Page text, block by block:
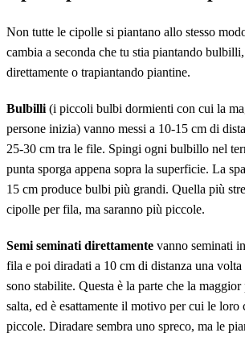
Non tutte le cipolle si piantano allo stesso
cambia a seconda che tu stia piantando
direttamente o trapiantando piantine.
Bulbilli (i piccoli bulbi dormienti con cui la
persone inizia) vanno messi a 10-15 cm di
25-30 cm tra le file. Spingi ogni bulbillo nel
punta sporga appena sopra la superficie. La
15 cm produce bulbi più grandi. Quella più
cipolle per fila, ma saranno più piccole.
Semi seminati direttamente vanno seminati
fila e poi diradati a 10 cm di distanza una volta
sono stabilite. Questa è la parte che la maggior
salta, ed è esattamente il motivo per cui le loro
piccole. Diradare sembra uno spreco, ma le